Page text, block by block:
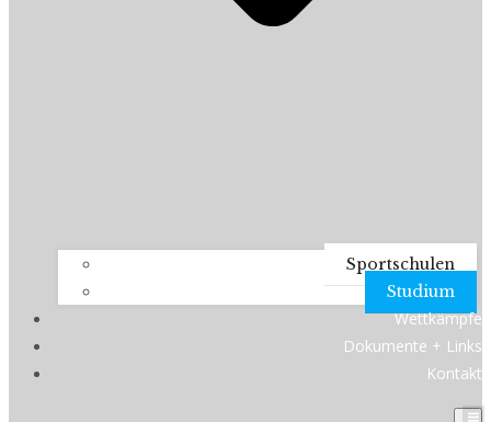
Sportschulen
Studium
Wettkämpfe
Dokumente + Links
Kontakt